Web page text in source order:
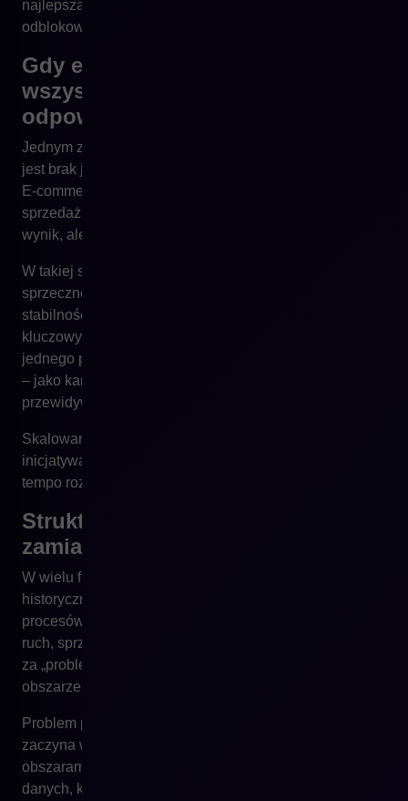
najlepsza platforma e-commerce nie będzie w stanie
odblokować wzrostu.
Gdy e-commerce „należy do
wszystkich”, ale nikt za niego nie
odpowiada
Jednym z najczęstszych problemów organizacyjnych
jest brak jednoznacznego właściciela sprzedaży online.
E-commerce bywa rozdzielony pomiędzy marketing, IT,
sprzedaż offline i logistykę. Każdy dział ma wpływ na
wynik, ale żaden nie ma pełnej odpowiedzialności.
W takiej strukturze decyzje są rozproszone, a priorytety
sprzeczne. Marketing optymalizuje kampanie, IT dba o
stabilność systemu, sprzedaż skupia się na klientach
kluczowych, a logistyka na kosztach. Brakuje jednak
jednego punktu, który patrzy na e-commerce jako całość
– jako kanał sprzedaży, który ma rosnąć i generować
przewidywalne wyniki.
Skalowanie wymaga ownershipu. Bez niego każda
inicjatywa rozbija się o wewnętrzne uzgodnienia, a
tempo rozwoju spada wraz ze wzrostem organizacji.
Struktura oparta na silosach
zamiast procesów
W wielu firmach struktura zespołu odzwierciedla
historyczny podział organizacji, a nie realny przebieg
procesów sprzedaży online. Marketing odpowiada za
ruch, sprzedaż za wynik, IT za system, a obsługa klienta
za „problemy po drodze”. Każdy zespół działa w swoim
obszarze, często z własnymi KPI.
Problem pojawia się wtedy, gdy sprzedaż online
zaczyna wymagać szybkiej współpracy pomiędzy tymi
obszarami. Zmiana w ofercie wymaga synchronizacji
danych, kampanii i logistyki. Nowy rynek oznacza